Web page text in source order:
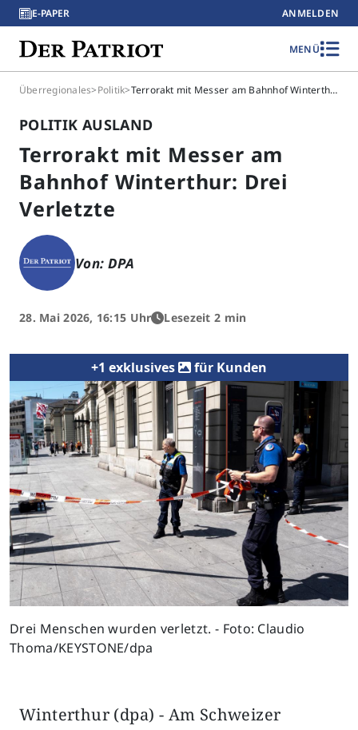
E-PAPER ANMELDEN
MENÜ
Überregionales>Politik> Terrorakt mit Messer am Bahnhof Winterthur: Drei Verletzte
POLITIK AUSLAND
Terrorakt mit Messer am
Bahnhof Winterthur: Drei
Verletzte
Von: DPA
28. Mai 2026, 16:15 Uhr Lesezeit 2 min
+1 exklusives für Kunden
Drei Menschen wurden verletzt. - Foto: Claudio
Thoma/KEYSTONE/dpa
Winterthur (dpa) - Am Schweizer